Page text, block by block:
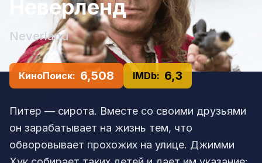
Неверленд
Neverland
КиноПоиск: 6,508 IMDb: 6,3
Питер — сирота. Вместе со своими друзьями
он зарабатывает на жизнь тем, что
обворовывает прохожих на улице. Джимми